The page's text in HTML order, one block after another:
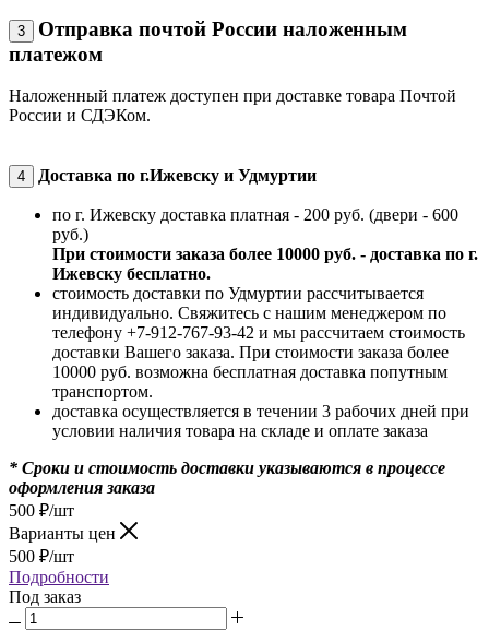
3
Отправка почтой России наложенным
платежом
Наложенный платеж доступен при доставке товара Почтой
России и СДЭКом.
4 Доставка по г.Ижевску и Удмуртии
по г. Ижевску доставка платная - 200 руб. (двери - 600
руб.)
При стоимости заказа более 10000 руб. - доставка по г.
Ижевску бесплатно.
стоимость доставки по Удмуртии рассчитывается
индивидуально. Свяжитесь с нашим менеджером по
телефону +7-912-767-93-42 и мы рассчитаем стоимость
доставки Вашего заказа. При стоимости заказа более
10000 руб. возможна бесплатная доставка попутным
транспортом.
доставка осуществляется в течении 3 рабочих дней при
условии наличия товара на складе и оплате заказа
* Сроки и стоимость доставки указываются в процессе
оформления заказа
500 ₽/шт
Варианты цен
500 ₽/шт
Подробности
Под заказ